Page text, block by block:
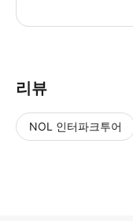
리뷰
NOL 인터파크투어